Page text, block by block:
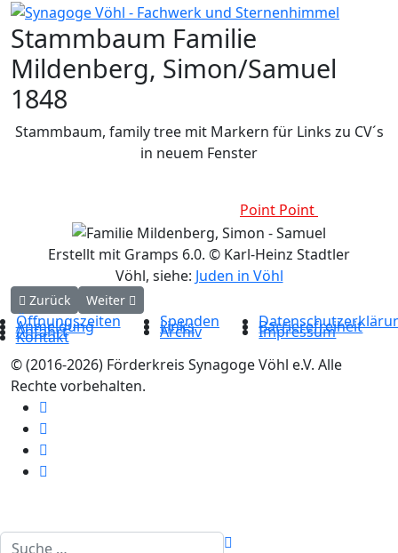
Stammbaum Familie
Mildenberg, Simon/Samuel
1848
Stammbaum, family tree mit Markern für Links zu CV´s
in neuem Fenster
Point Point
Erstellt mit Gramps 6.0. © Karl-Heinz Stadtler
Vöhl, siehe: Juden in Vöhl
Vorheriger Beitrag: Stammbaum Familie Mildenberg, Robert
Zurück Nächster Beitrag: Stammbaum Familie Mosheim,
Weiter
Öffnungszeiten
Anmeldung
Anfahrt
Kontakt
Spenden
Links
Archiv Barrierefreiheit
Impressum
© (2016-2026) Förderkreis Synagoge Vöhl e.V. Alle
Rechte vorbehalten.
Suchen